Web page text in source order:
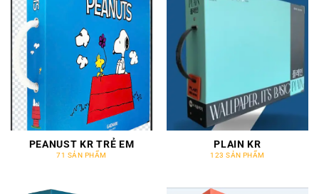
PEANUST KR TRẺ EM
71 SẢN PHẨM
PLAIN KR
123 SẢN PHẨM